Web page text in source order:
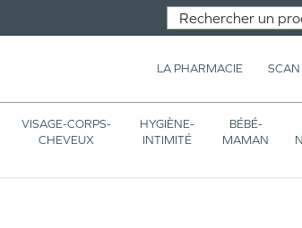
LA PHARMACIE SCAN
VISAGE-CORPS-
CHEVEUX
HYGIÈNE-
INTIMITÉ
BÉBÉ-
MAMAN